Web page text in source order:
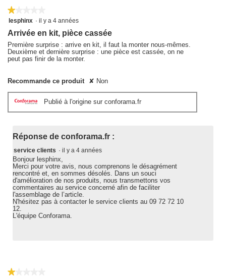
★★★★★
★★★★★
1
5
lesphinx · il y a 4 années
Arrivée en kit, pièce cassée
Première surprise : arrive en kit, il faut la monter nous-mêmes.
Deuxième et dernière surprise : une pièce est cassée, on ne
peut pas finir de la monter.
Recommande ce produit ✘ Non
Publié à l'origine sur conforama.fr
Réponse de conforama.fr :
service clients · il y a 4 années
Bonjour lesphinx,
Merci pour votre avis, nous comprenons le désagrément
rencontré et, en sommes désolés. Dans un souci
d'amélioration de nos produits, nous transmettons vos
commentaires au service concerné afin de faciliter
l'assemblage de l’article.
N'hésitez pas à contacter le service clients au 09 72 72 10
12.
L'équipe Conforama.
★★★★★
★★★★★